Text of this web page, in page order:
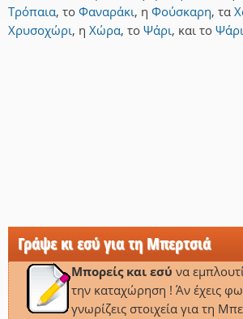
Τρόπαια, το Φαναράκι, η Φούσκαρη, τα
Χρυσοχώρι, η Χώρα, το Ψάρι, και το Ψάρι
Γράψε κι εσύ για τη Μπερτσιά
Μπορείς και εσύ να
την καταχώρηση ! Άν έχεις
γνωρίζεις στοιχεία για τη